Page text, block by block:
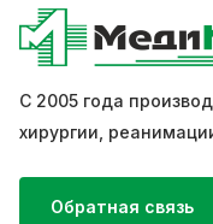
С 2005 года
хирургии,
Обратная связь